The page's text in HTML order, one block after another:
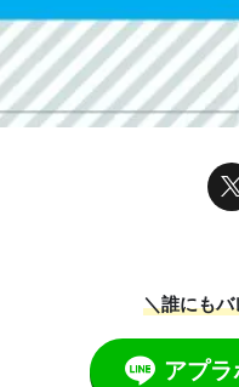
＼誰にも
アプ